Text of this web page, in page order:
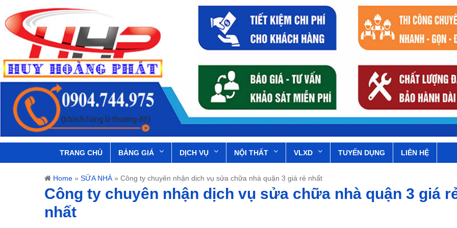
TRANG CHỦ BẢNG GIÁ DỊCH VỤ NỘI THẤT VLXD TUYỂN DỤNG LIÊN HỆ
Home » SỬA NHÀ » Công ty chuyên nhận dịch vụ sửa chữa nhà quận 3 giá rẻ nhất
Công ty chuyên nhận dịch vụ sửa chữa nhà quận 3 giá
nhất